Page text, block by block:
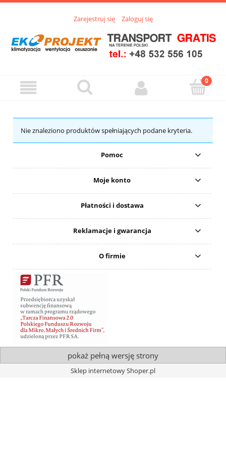
Zarejestruj się Zaloguj się
Nie znaleziono produktów spełniających podane kryteria.
Pomoc
Moje konto
Płatności i dostawa
Reklamacje i gwarancja
O firmie
pokaż pełną wersję strony
Sklep internetowy Shoper.pl